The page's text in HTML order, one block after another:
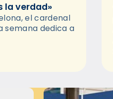
la verdad»
el cardenal
semana dedica a